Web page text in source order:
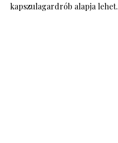
kapszulagardrób alapja lehet.